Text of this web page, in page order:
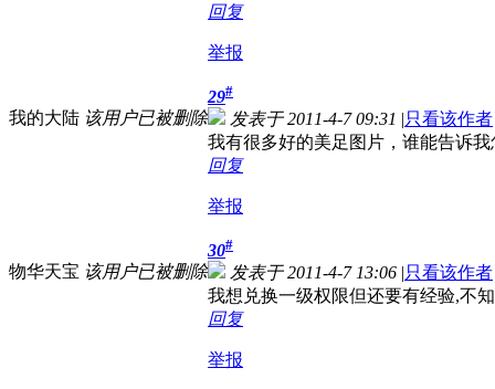
回复
举报
我的大陆 该用户已被删除
29#
发表于 2011-4-7 09:31 |只看该作者
我有很多好的美足图片，谁能告诉
回复
举报
物华天宝 该用户已被删除
30#
发表于 2011-4-7 13:06 |只看该作者
我想兑换一级权限但还要有经验,不
回复
举报